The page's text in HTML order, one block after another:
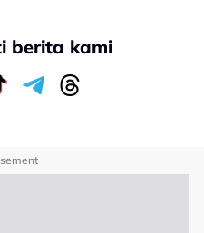
berita kami